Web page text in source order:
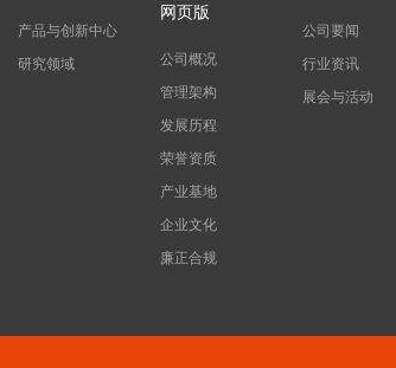
产品与创新中心
研究领域
网页版
公司概况
管理架构
发展历程
荣誉资质
产业基地
企业文化
廉正合规
公司要闻
行业资讯
展会与活动